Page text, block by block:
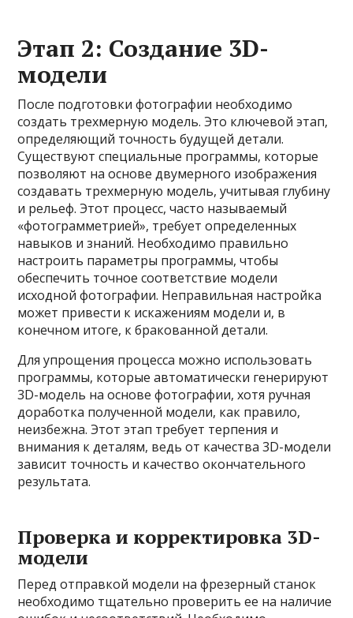
Этап 2: Создание 3D-
модели
После подготовки фотографии необходимо
создать трехмерную модель. Это ключевой этап,
определяющий точность будущей детали.
Существуют специальные программы, которые
позволяют на основе двумерного изображения
создавать трехмерную модель, учитывая глубину
и рельеф. Этот процесс, часто называемый
«фотограмметрией», требует определенных
навыков и знаний. Необходимо правильно
настроить параметры программы, чтобы
обеспечить точное соответствие модели
исходной фотографии. Неправильная настройка
может привести к искажениям модели и, в
конечном итоге, к бракованной детали.
Для упрощения процесса можно использовать
программы, которые автоматически генерируют
3D-модель на основе фотографии, хотя ручная
доработка полученной модели, как правило,
неизбежна. Этот этап требует терпения и
внимания к деталям, ведь от качества 3D-модели
зависит точность и качество окончательного
результата.
Проверка и корректировка 3D-
модели
Перед отправкой модели на фрезерный станок
необходимо тщательно проверить ее на наличие